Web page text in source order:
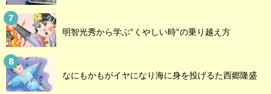
明智光秀から学ぶ"くやしい時"の乗り越え方
なにもかもがイヤになり海に身を投げるた西郷隆盛